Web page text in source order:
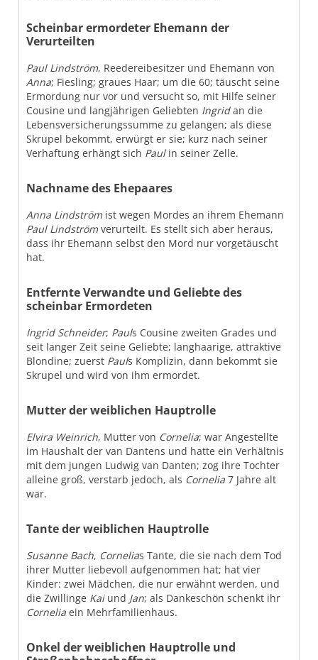
Scheinbar ermordeter Ehemann der
Verurteilten
Paul Lindström, Reedereibesitzer und Ehemann von
Anna; Fiesling; graues Haar; um die 60; täuscht seine
Ermordung nur vor und versucht so, mit Hilfe seiner
Cousine und langjährigen Geliebten Ingridan die
Lebensversicherungssumme zu gelangen; als diese
Skrupel bekommt, erwürgt er sie; kurz nach seiner
Verhaftung erhängt sich Paulin seiner Zelle.
Nachname des Ehepaares
Anna Lindströmist wegen Mordes an ihrem Ehemann
Paul Lindströmverurteilt. Es stellt sich aber heraus,
dass ihr Ehemann selbst den Mord nur vorgetäuscht
hat.
Entfernte Verwandte und Geliebte des
scheinbar Ermordeten
Ingrid Schneider; Pauls Cousine zweiten Grades und
seit langer Zeit seine Geliebte; langhaarige, attraktive
Blondine; zuerst Pauls Komplizin, dann bekommt sie
Skrupel und wird von ihm ermordet.
Mutter der weiblichen Hauptrolle
Elvira Weinrich, Mutter von Cornelia; war Angestellte
im Haushalt der van Dantens und hatte ein Verhältnis
mit dem jungen Ludwig van Danten; zog ihre Tochter
alleine groß, verstarb jedoch, als Cornelia 7 Jahre alt
war.
Tante der weiblichen Hauptrolle
Susanne Bach, Cornelias Tante, die sie nach dem Tod
ihrer Mutter liebevoll aufgenommen hat; hat vier
Kinder: zwei Mädchen, die nur erwähnt werden, und
die Zwillinge Kaiund Jan; als Dankeschön schenkt ihr
Cornelia ein Mehrfamilienhaus.
Onkel der weiblichen Hauptrolle und